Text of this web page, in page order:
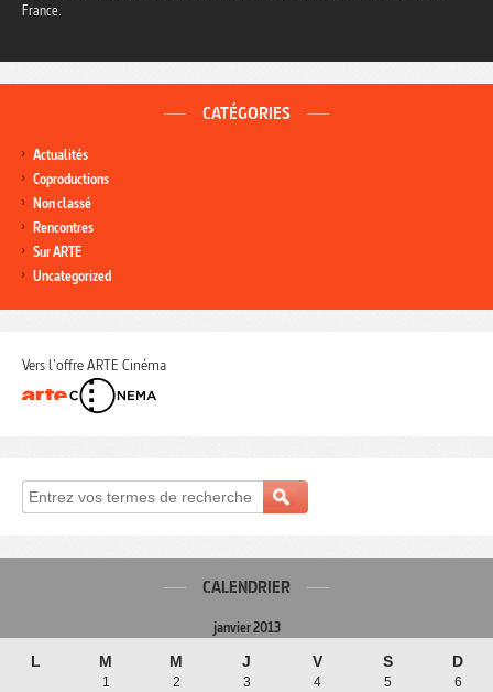
France.
CATÉGORIES
Actualités
Coproductions
Non classé
Rencontres
Sur ARTE
Uncategorized
Vers l'offre ARTE Cinéma
CALENDRIER
janvier 2013
L M M J V S D
1 2 3 4 5
6